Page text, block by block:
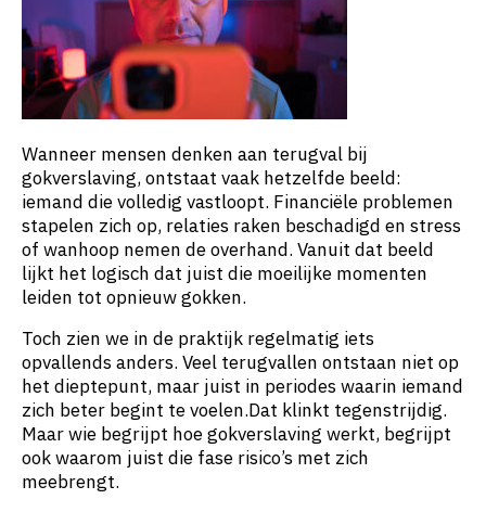
Wanneer mensen denken aan terugval bij
gokverslaving, ontstaat vaak hetzelfde beeld:
iemand die volledig vastloopt. Financiële problemen
stapelen zich op, relaties raken beschadigd en stress
of wanhoop nemen de overhand. Vanuit dat beeld
lijkt het logisch dat juist die moeilijke momenten
leiden tot opnieuw gokken.
Toch zien we in de praktijk regelmatig iets
opvallends anders. Veel terugvallen ontstaan niet op
het dieptepunt, maar juist in periodes waarin iemand
zich beter begint te voelen.Dat klinkt tegenstrijdig.
Maar wie begrijpt hoe gokverslaving werkt, begrijpt
ook waarom juist die fase risico’s met zich
meebrengt.